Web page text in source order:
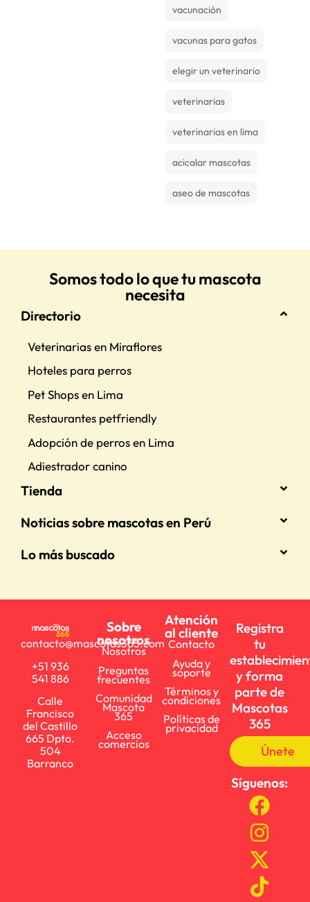
vacunación
vacunas para gatos
elegir un veterinario
veterinarias
veterinarias en lima
acicalar mascotas
aseo de mascotas
Somos todo lo que tu mascota
necesita
Directorio
Veterinarias en Miraflores
Hoteles para perros
Pet Shops en Lima
Restaurantes petfriendly
Adopción de perros en Lima
Adiestrador canino
Tienda
Noticias sobre mascotas en Perú
Lo más buscado
contacto@mascotas365.com
+51 936
541 886
Calle
Francisco
del Castillo
665 Dpto.
504
Barranco
Sobre
nosotros
Nosotros
Preguntas
frecuentes
Comunidad
Mascota
365
Acceso
comercios
Atención
al cliente
Contacto
Ayuda y
soporte
Términos y
condiciones
Políticas de
privacidad
Registra
tu
y forma
parte de
Mascotas
365
Únete
Síguenos: